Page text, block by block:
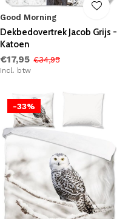
Good Morning
Dekbedovertrek Jacob Grijs -
Katoen
€17,95 €34,95
Incl. btw
-33%